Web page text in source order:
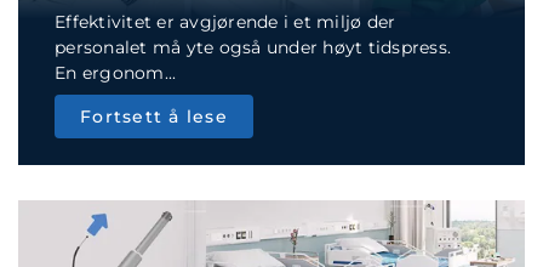
Effektivitet er avgjørende i et miljø der
personalet må yte også under høyt tidspress.
En ergonom...
Fortsett å lese